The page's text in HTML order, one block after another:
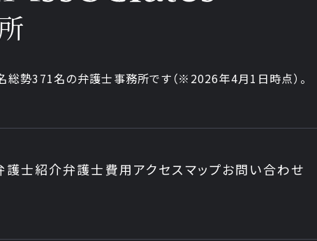
総勢371名の弁護士事務所です （※2026年4月1日時点）。
護士紹介弁護士費用アクセスマップお問い合わせ